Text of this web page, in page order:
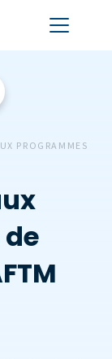
PROGRAMMES